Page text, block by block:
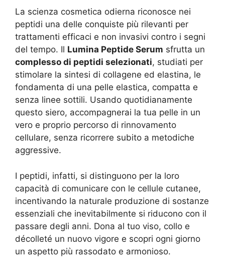
La scienza cosmetica odierna riconosce nei
peptidi una delle conquiste più rilevanti per
trattamenti efficaci e non invasivi contro i segni
del tempo. Il Lumina Peptide Serum sfrutta un
complesso di peptidi selezionati, studiati per
stimolare la sintesi di collagene ed elastina, le
fondamenta di una pelle elastica, compatta e
senza linee sottili. Usando quotidianamente
questo siero, accompagnerai la tua pelle in un
vero e proprio percorso di rinnovamento
cellulare, senza ricorrere subito a metodiche
aggressive.
I peptidi, infatti, si distinguono per la loro
capacità di comunicare con le cellule cutanee,
incentivando la naturale produzione di sostanze
essenziali che inevitabilmente si riducono con il
passare degli anni. Dona al tuo viso, collo e
décolleté un nuovo vigore e scopri ogni giorno
un aspetto più rassodato e armonioso.